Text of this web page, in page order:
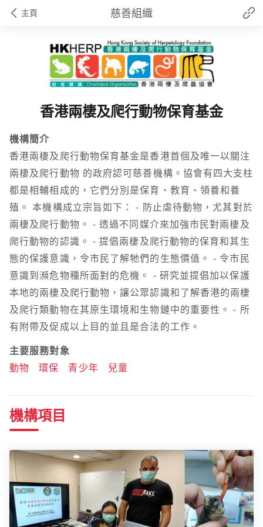
主頁 慈善組織
香港兩棲及爬行動物保育基金
機構簡介
香港兩棲及爬行動物保育基金是香港首個及唯一以關注
兩棲及爬行動物 的政府認可慈善機構。協會有四大支柱
都是相輔相成的，它們分別是保育、教育、領養和養
殖。 本機構成立宗旨如下： - 防止虐待動物，尤其對於
兩棲及爬行動物。 - 透過不同媒介來加強市民對兩棲及
爬行動物的認識。 - 提倡兩棲及爬行動物的保育和其生
態的保護意識，令市民了解牠們的生態價值。 - 令市民
意識到瀕危物種所面對的危機。 - 研究並提倡加以保護
本地的兩棲及爬行動物，讓公眾認識和了解香港的兩棲
及爬行類動物在其原生環境和生物鏈中的重要性。 - 所
有附帶及促成以上目的並且是合法的工作。
主要服務對象
動物
環保 青少年 兒童
機構項目